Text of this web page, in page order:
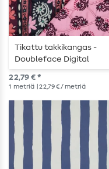
Tikattu takkikangas -
Doubleface Digital
Flowers Violetti
22,79 € *
1 metriä | 22,79 € / metriä